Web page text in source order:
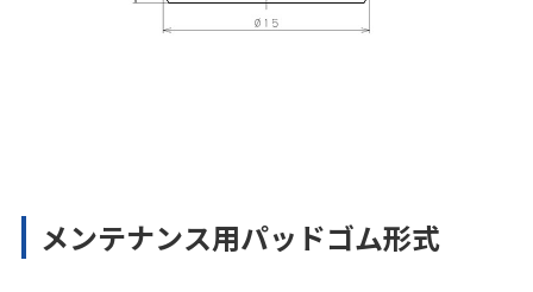
メンテナンス用パッドゴム形式